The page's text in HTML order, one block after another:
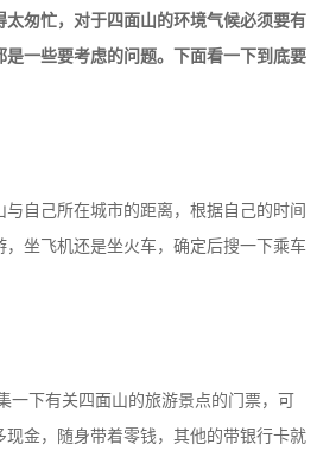
匆忙，对于四面山的环境气候必须要有
一些要考虑的问题。下面看一下到底要
自己所在城市的距离，根据自己的时间
坐飞机还是坐火车，确定后搜一下乘车
一下有关四面山的旅游景点的门票，可
金，随身带着零钱，其他的带银行卡就